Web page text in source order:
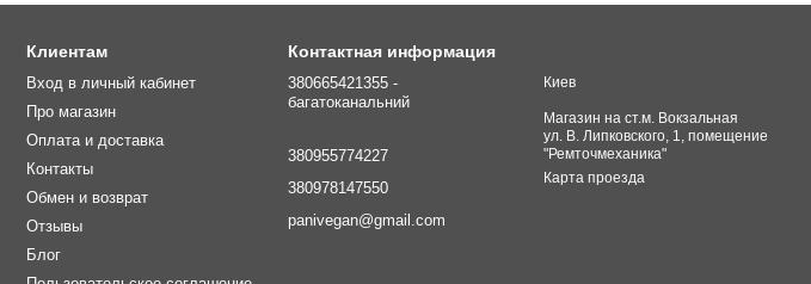
Клиентам
Вход в личный кабинет
Про магазин
Оплата и доставка
Контакты
Обмен и возврат
Отзывы
Блог
Контактная информация
380665421355 -
багатоканальний
380955774227
380978147550
panivegan@gmail.com
Киев
Магазин на ст.м. Вокзальная
ул. В. Липковского, 1, помещение
"Ремточмеханика"
Карта проезда